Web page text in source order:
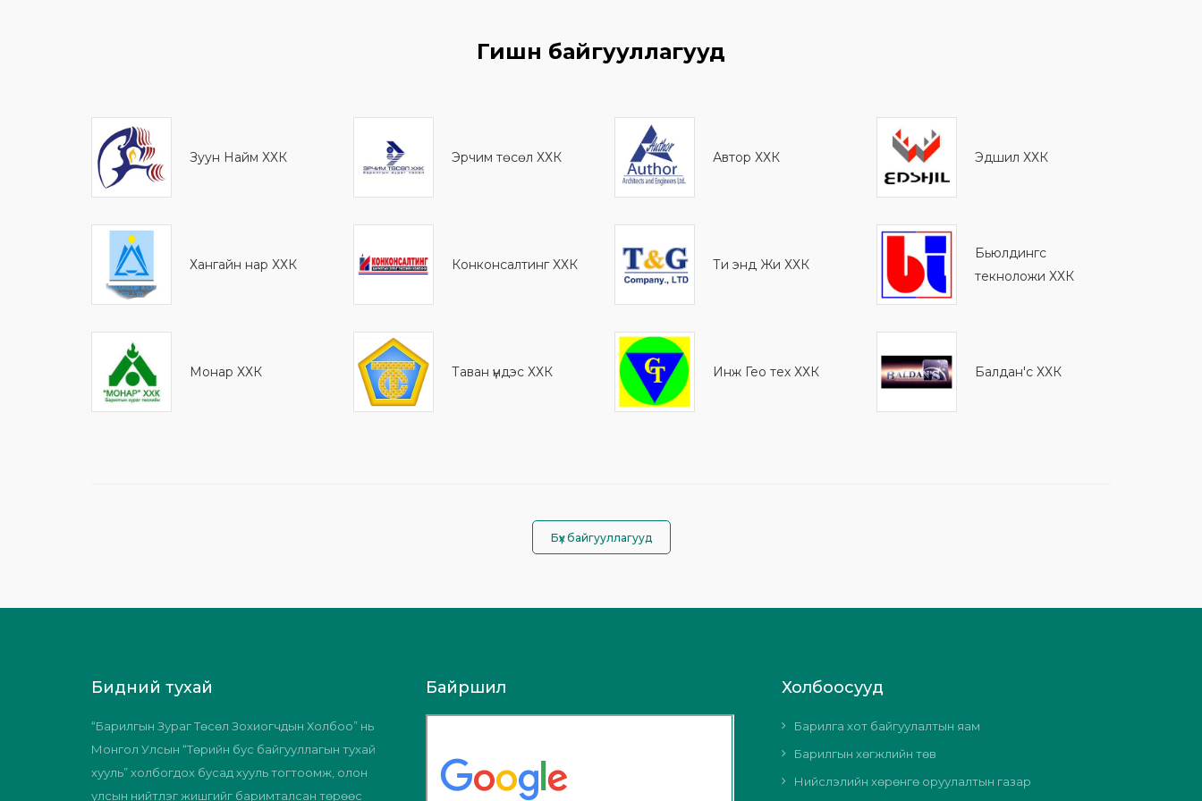
Гишүүн байгууллагууд
Зуун Найм ХХК Эрчим төсөл ХХК Автор ХХК Эдшил ХХК
Хангайн нар ХХК Конконсалтинг ХХК Ти энд Жи ХХК
Бьюлдингс
текноложи ХХК
Монaр ХХК Таван үндэс ХХК Инж Гео тех ХХК Балдан'с ХХК
Бүх байгууллагууд
Бидний тухай
“Барилгын Зураг Төсөл Зохиогчдын Холбоо” нь
Монгол Улсын “Төрийн бус байгууллагын тухай
хууль” холбогдох бусад хууль тогтоомж, олон
улсын нийтлэг жишгийг баримталсан төрөөс
Байршил Холбоосууд
Барилга хот байгуулалтын яам
Барилгын хөгжлийн төв
Нийслэлийн хөрөнгө оруулалтын газар